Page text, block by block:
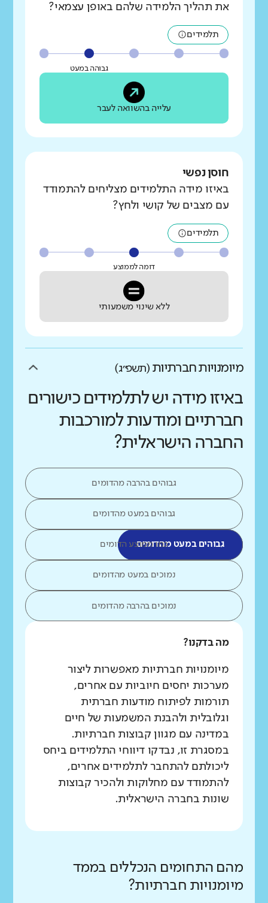
את תהליך הלמידה שלהם באופן עצמאי?
תלמידים
גבוהה במעט
עלייה בהשוואה לעבר
חוסן נפשי
באיזו מידה התלמידים מצליחים להתמודד
עם מצבים של קושי ולחץ?
תלמידים
דומה לממוצע
ללא שינוי משמעותי
מיומנויות חברתיות (תשפ״ג)
באיזו מידה יש לתלמידים כישורים
חברתיים ומודעות למורכבות
החברה הישראלית?
גבוהים בהרבה מהדומים
גבוהים במעט מהדומים
גבוהים במעט מהדומיםכמו ממוצע הדומים
נמוכים במעט מהדומים
נמוכים בהרבה מהדומים
מה בדקנו?
מיומנויות חברתיות מאפשרות ליצור
מערכות יחסים חיוביות עם אחרים,
תורמות לפיתוח מודעות חברתית
וגלובלית ולהבנת המשמעות של חיים
במדינה עם מגוון קבוצות חברתיות.
במסגרת זו, נבדקו דיווחי התלמידים ביחס
ליכולתם להתחבר לתלמידים אחרים,
להתמודד עם מחלוקות ולהכיר קבוצות
שונות בחברה הישראלית.
מהם התחומים הנכללים בממד
מיומנויות חברתיות?